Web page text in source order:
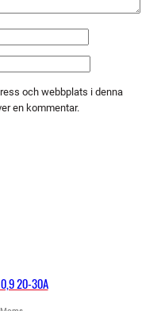
och webbplats i denna
en kommentar.
20-30A